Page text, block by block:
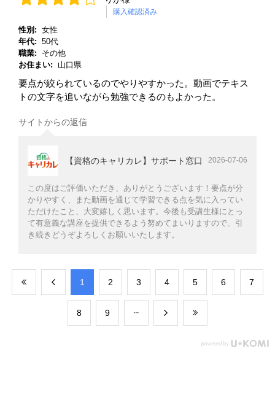
購入確認済み
性別: 女性
年代: 50代
職業:
その他
お住まい:
山口県
要点が絞られているのでやりやすかった。動画でテキス
トの文字を追いながら勉強できるのもよかった。
サイトからの返信
【資格のキャリカレ】サポート窓口 2026-07-06
この度はご評価いただき、ありがとうございます！要点が分
かりやすく、また動画を通じて学習できる点を気に入ってい
ただけたこと、大変嬉しく思います。今後も受講生様にとっ
て有意義な講座を提供できるよう努めてまいりますので、引
き続きどうぞよろしくお願いいたします。
​1 ​2 ​3 ​4 ​5 ​6 ​7
​8 ​9